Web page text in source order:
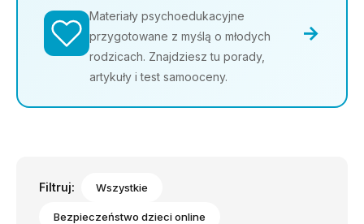
Materiały psychoedukacyjne
przygotowane z myślą o młodych
rodzicach. Znajdziesz tu porady,
artykuły i test samooceny.
→
Filtruj: Wszystkie
Bezpieczeństwo dzieci online